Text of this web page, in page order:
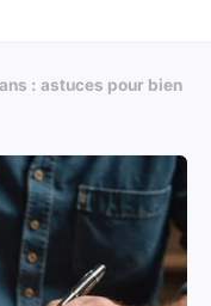
: astuces pour bien